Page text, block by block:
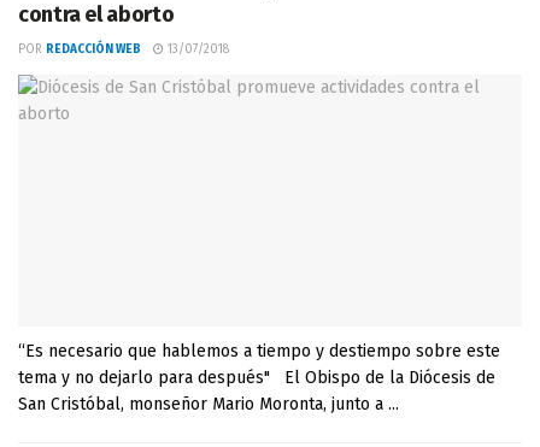
contra el aborto
POR REDACCIÓN WEB 13/07/2018
“Es necesario que hablemos a tiempo y destiempo sobre este
tema y no dejarlo para después" El Obispo de la Diócesis de
San Cristóbal, monseñor Mario Moronta, junto a ...